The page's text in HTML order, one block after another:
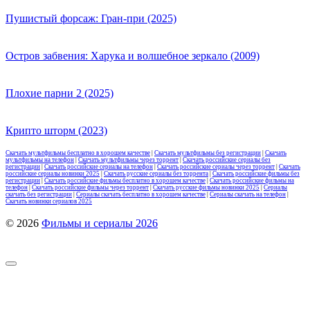
Пушистый форсаж: Гран-при (2025)
Остров забвения: Харука и волшебное зеркало (2009)
Плохие парни 2 (2025)
Крипто шторм (2023)
Скачать мультфильмы бесплатно в хорошем качестве Скачать мультфильмы без регистрации Скачать
мультфильмы на телефон Скачать мультфильмы через торрент Скачать российские сериалы без
регистрации Скачать российские сериалы на телефон Скачать российские сериалы через торрент Скачать
российские сериалы новинки 2025
Скачать русские сериалы без торрента Скачать российские фильмы без
регистрации Скачать российские фильмы бесплатно в хорошем качестве Скачать российские фильмы на
телефон Скачать российские фильмы через торрент Скачать русские фильмы новинки 2025
Сериалы
скачать без регистрации Сериалы скачать бесплатно в хорошем качестве Сериалы скачать на телефон
Скачать новинки сериалов 2025
© 2026 Фильмы и сериалы 2026